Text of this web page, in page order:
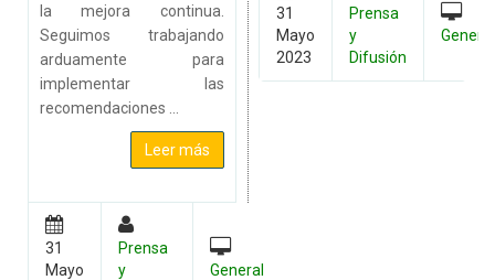
la mejora continua.
Seguimos trabajando
arduamente para
implementar las
recomendaciones ...
Leer más
31
Mayo
Prensa
y
General
31
Mayo
2023
Prensa
y
Difusión
General